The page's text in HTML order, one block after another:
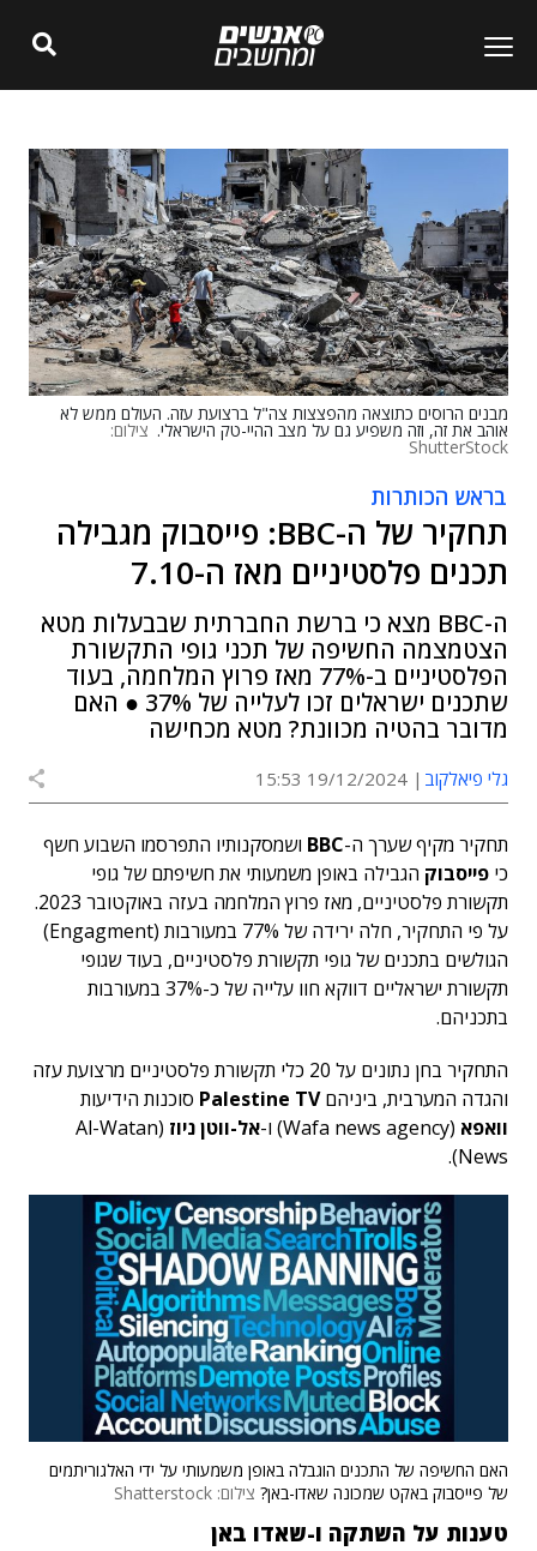
מבנים הרוסים כתוצאה מהפצצות צה"ל ברצועת עזה. העולם ממש לא
אוהב את זה, וזה משפיע גם על מצב ההיי-טק הישראלי. צילום:
ShutterStock
בראש הכותרות
תחקיר של ה-BBC: פייסבוק מגבילה
תכנים פלסטיניים מאז ה-7.10
ה-BBC מצא כי ברשת החברתית שבבעלות מטא
הצטמצמה החשיפה של תכני גופי התקשורת
הפלסטיניים ב-77% מאז פרוץ המלחמה, בעוד
שתכנים ישראלים זכו לעלייה של 37% ● האם
מדובר בהטיה מכוונת? מטא מכחישה
גלי פיאלקוב 19/12/2024 15:53
תחקיר מקיף שערך ה-BBC ושמסקנותיו התפרסמו השבוע חשף
כי פייסבוק הגבילה באופן משמעותי את חשיפתם של גופי
תקשורת פלסטיניים, מאז פרוץ המלחמה בעזה באוקטובר 2023.
על פי התחקיר, חלה ירידה של 77% במעורבות (Engagment)
הגולשים בתכנים של גופי תקשורת פלסטיניים, בעוד שגופי
תקשורת ישראליים דווקא חוו עלייה של כ-37% במעורבות
בתכניהם.
התחקיר בחן נתונים על 20 כלי תקשורת פלסטיניים מרצועת עזה
והגדה המערבית, ביניהםPalestine TV סוכנות הידיעות
וואפא (Wafa news agency) ו- אל-ווטן ניוז (Al-Watan
News).
האם החשיפה של התכנים הוגבלה באופן משמעותי על ידי האלגוריתמים
של פייסבוק באקט שמכונה שאדו-באן? צילום: Shatterstock
טענות על השתקה ו-שאדו באן